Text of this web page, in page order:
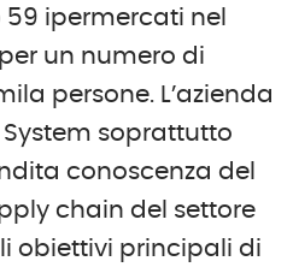
ipermercati nel
un numero di
persone. L’azienda
System soprattutto
conoscenza del
chain del settore
obiettivi principali di